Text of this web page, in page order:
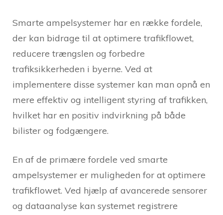
Smarte ampelsystemer har en række fordele,
der kan bidrage til at optimere trafikflowet,
reducere trængslen og forbedre
trafiksikkerheden i byerne. Ved at
implementere disse systemer kan man opnå en
mere effektiv og intelligent styring af trafikken,
hvilket har en positiv indvirkning på både
bilister og fodgængere.
En af de primære fordele ved smarte
ampelsystemer er muligheden for at optimere
trafikflowet. Ved hjælp af avancerede sensorer
og dataanalyse kan systemet registrere